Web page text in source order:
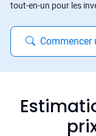
tout-en-un pour les
Commencer